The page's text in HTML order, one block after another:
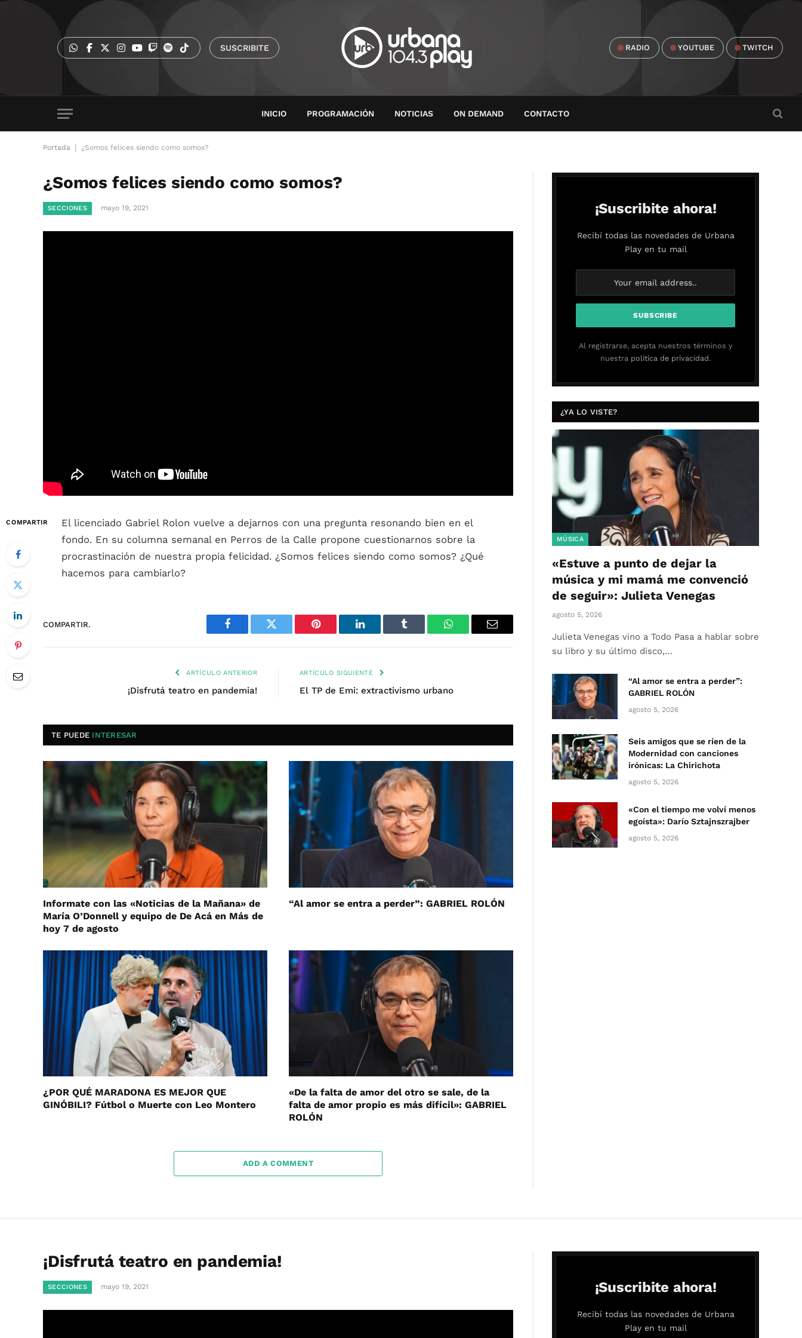
SUSCRIBITE RADIO YOUTUBE TWITCH
INICIO PROGRAMACIÓN NOTICIAS ON DEMAND CONTACTO
Portada ¿Somos felices siendo como somos?
¿Somos felices siendo como somos?
SECCIONES mayo 19, 2021
COMPARTIR
El licenciado Gabriel Rolon vuelve a dejarnos con una pregunta resonando bien en el
fondo. En su columna semanal en Perros de la Calle propone cuestionarnos sobre la
procrastinación de nuestra propia felicidad. ¿Somos felices siendo como somos? ¿Qué
hacemos para cambiarlo?
COMPARTIR.
Facebook Twitter Pinterest LinkedIn Tumblr WhatsAppEmail
ARTÍCULO ANTERIOR
¡Disfrutá teatro en pandemia!
ARTÍCULO SIGUIENTE
El TP de Emi: extractivismo urbano
TE PUEDE INTERESAR
Informate con las «Noticias de la Mañana» de
María O’Donnell y equipo de De Acá en Más de
hoy 7 de agosto
“Al amor se entra a perder”: GABRIEL ROLÓN
¿POR QUÉ MARADONA ES MEJOR QUE
GINÓBILI? Fútbol o Muerte con Leo Montero
«De la falta de amor del otro se sale, de la
falta de amor propio es más difícil»: GABRIEL
ROLÓN
ADD A COMMENT
¡Suscribite ahora!
Recibí todas las novedades de Urbana
Play en tu mail
Al registrarse, acepta nuestros términos y
nuestra política de privacidad.
¿YA LO VISTE?
MÚSICA
«Estuve a punto de dejar la
música y mi mamá me convenció
de seguir»: Julieta Venegas
agosto 5, 2026
Julieta Venegas vino a Todo Pasa a hablar sobre
su libro y su último disco,…
“Al amor se entra a perder”:
GABRIEL ROLÓN
agosto 5, 2026
Seis amigos que se ríen de la
Modernidad con canciones
irónicas: La Chirichota
agosto 5, 2026
«Con el tiempo me volví menos
egoísta»: Darío Sztajnszrajber
agosto 5, 2026
¡Disfrutá teatro en pandemia!
SECCIONES mayo 19, 2021 ¡Suscribite ahora!
Recibí todas las novedades de Urbana
Play en tu mail